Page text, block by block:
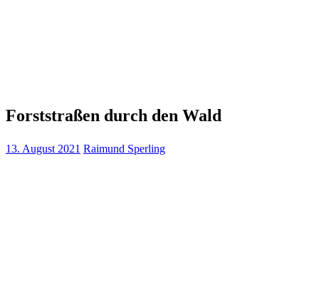
Forststraßen durch den Wald
13. August 2021 Raimund Sperling